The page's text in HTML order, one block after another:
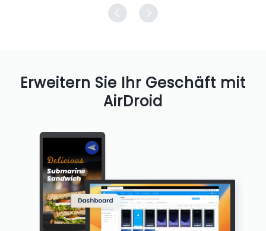
Erweitern Sie Ihr Geschäft mit
AirDroid